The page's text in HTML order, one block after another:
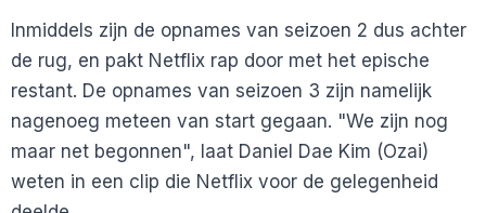
Inmiddels zijn de opnames van seizoen 2 dus achter
de rug, en pakt Netflix rap door met het epische
restant. De opnames van seizoen 3 zijn namelijk
nagenoeg meteen van start gegaan. "We zijn nog
maar net begonnen", laat Daniel Dae Kim (Ozai)
weten in een clip die Netflix voor de gelegenheid